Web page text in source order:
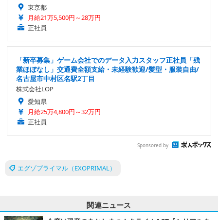
東京都
月給21万5,500円～28万円
正社員
「新卒募集」ゲーム会社でのデータ入力スタッフ正社員「残
業ほぼなし」交通費全額支給・未経験歓迎/髪型・服装自由/
名古屋市中村区名駅2丁目
株式会社LOP
愛知県
月給25万4,800円～32万円
正社員
Sponsored by
エグゾプライマル（EXOPRIMAL）
関連ニュース